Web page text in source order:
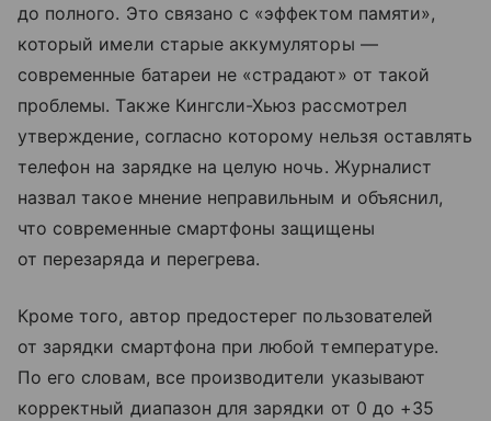
до полного. Это связано с «эффектом памяти»,
который имели старые аккумуляторы —
современные батареи не «страдают» от такой
проблемы. Также Кингсли-Хьюз рассмотрел
утверждение, согласно которому нельзя оставлять
телефон на зарядке на целую ночь. Журналист
назвал такое мнение неправильным и объяснил,
что современные смартфоны защищены
от перезаряда и перегрева.
Кроме того, автор предостерег пользователей
от зарядки смартфона при любой температуре.
По его словам, все производители указывают
корректный диапазон для зарядки от 0 до +35